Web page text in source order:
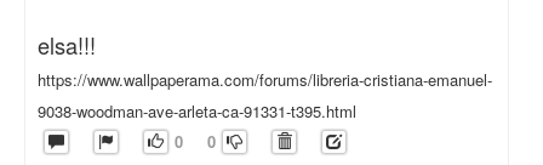
elsa!!!
https://www.wallpaperama.com/forums/libreria-cristiana-emanuel-
9038-woodman-ave-arleta-ca-91331-t395.html
0
0